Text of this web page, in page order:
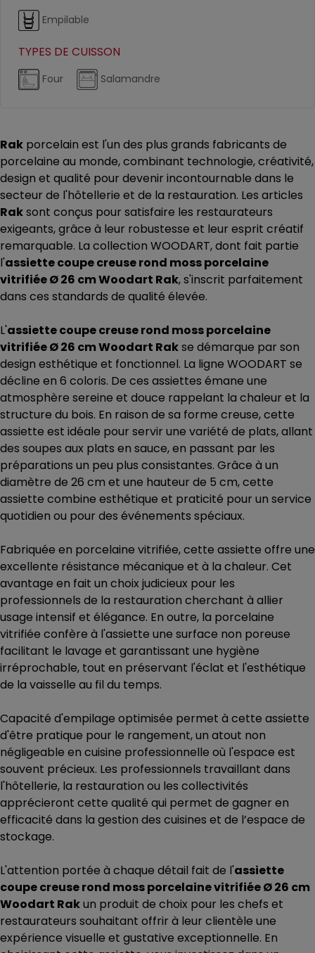
Empilable
TYPES DE CUISSON
Four Salamandre
Rak porcelain est l'un des plus grands fabricants de
porcelaine au monde, combinant technologie, créativité,
design et qualité pour devenir incontournable dans le
secteur de l'hôtellerie et de la restauration. Les articles
Raksont conçus pour satisfaire les restaurateurs
exigeants, grâce à leur robustesse et leur esprit créatif
remarquable. La collection WOODART, dont fait partie
l'assiette coupe creuse rond moss porcelaine
vitrifiée Ø 26 cm Woodart Rak, s'inscrit parfaitement
dans ces standards de qualité élevée.
L'assiette coupe creuse rond moss porcelaine
vitrifiée Ø 26 cm Woodart Rakse démarque par son
design esthétique et fonctionnel. La ligne WOODART se
décline en 6 coloris. De ces assiettes émane une
atmosphère sereine et douce rappelant la chaleur et la
structure du bois. En raison de sa forme creuse, cette
assiette est idéale pour servir une variété de plats, allant
des soupes aux plats en sauce, en passant par les
préparations un peu plus consistantes. Grâce à un
diamètre de 26 cm et une hauteur de 5 cm, cette
assiette combine esthétique et praticité pour un service
quotidien ou pour des événements spéciaux.
Fabriquée en porcelaine vitrifiée, cette assiette offre une
excellente résistance mécanique et à la chaleur. Cet
avantage en fait un choix judicieux pour les
professionnels de la restauration cherchant à allier
usage intensif et élégance. En outre, la porcelaine
vitrifiée confère à l'assiette une surface non poreuse
facilitant le lavage et garantissant une hygiène
irréprochable, tout en préservant l'éclat et l'esthétique
de la vaisselle au fil du temps.
Capacité d'empilage optimisée permet à cette assiette
d'être pratique pour le rangement, un atout non
négligeable en cuisine professionnelle où l'espace est
souvent précieux. Les professionnels travaillant dans
l'hôtellerie, la restauration ou les collectivités
apprécieront cette qualité qui permet de gagner en
efficacité dans la gestion des cuisines et de l’espace de
stockage.
L'attention portée à chaque détail fait de l'assiette
coupe creuse rond moss porcelaine vitrifiée Ø 26 cm
Woodart Rakun produit de choix pour les chefs et
restaurateurs souhaitant offrir à leur clientèle une
expérience visuelle et gustative exceptionnelle. En